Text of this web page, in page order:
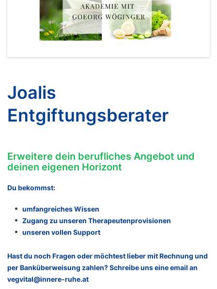
Joalis
Entgiftungsberater
Erweitere dein berufliches Angebot und
deinen eigenen Horizont
Du bekommst:
umfangreiches Wissen
Zugang zu unseren Therapeutenprovisionen
unseren vollen Support
Hast du noch Fragen oder möchtest lieber mit Rechnung und
per Banküberweisung zahlen? Schreibe uns eine email an
vegvital@innere-ruhe.at